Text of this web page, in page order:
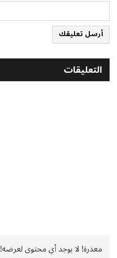
أرسل تعليقك
التعليقات
معذرة! لا يوجد أي محتوى لعرضه!